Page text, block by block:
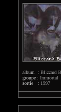
album : Blizzard
groupe : Immortal
sortie : 1997